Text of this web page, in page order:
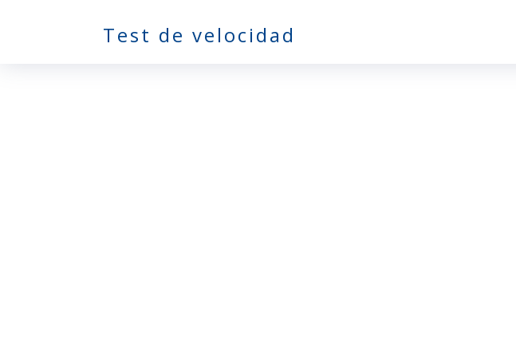
Test de velocidad